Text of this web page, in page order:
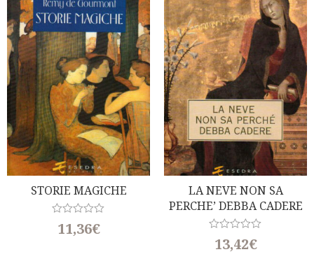
STORIE MAGICHE
11,36€
LA NEVE NON SA
PERCHE’ DEBBA CADERE
13,42€